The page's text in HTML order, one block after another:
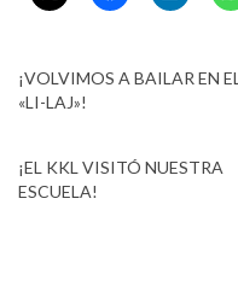
¡VOLVIMOS A BAILAR EN EL
«LI-LAJ»!
¡EL KKL VISITÓ NUESTRA
ESCUELA!